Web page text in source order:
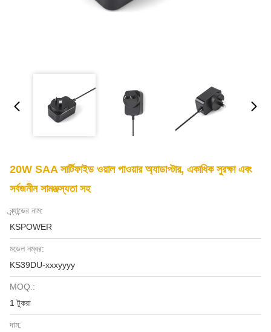
20W SAA সার্টিফাইড ওয়াল পাওয়ার অ্যাডাপ্টার, একাধিক সুরক্ষা এবং
সর্বজনীন সামঞ্জস্যতা সহ
ব্র্যান্ডের নাম:
KSPOWER
মডেল নম্বর:
KS39DU-xxxyyyy
MOQ.:
1 টুকরা
দাম: